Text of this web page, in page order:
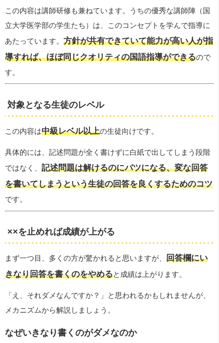
この内容は講師研修も兼ねています。うちの優秀な講師陣（国
立大学医学部の学生たち）は、このコンセプトを学んで指導に
あたっています。 方針が共有できていて能力が高い人が指
導すれば、ほぼ同じクオリティの国語指導ができるので
す。
対象となる生徒のレベル
この内容は中級レベル以上の生徒向けです。
具体的には、記述問題が全く書けずに白紙で出してしまう段階
ではなく、 記述問題は解けるのにバツになる、変な回答
を書いてしまうという生徒の回答を良くするためのコツ
です。
××を止めれば成績が上がる
まず一つ目、多くの方が驚かれると思いますが、 回答欄にい
きなり回答を書くのをやめると成績は上がります。
「え、それダメなんですか？」と思われるかもしれませんが、
メカニズムから解説しましょう。
なぜいきなり書くのがダメなのか